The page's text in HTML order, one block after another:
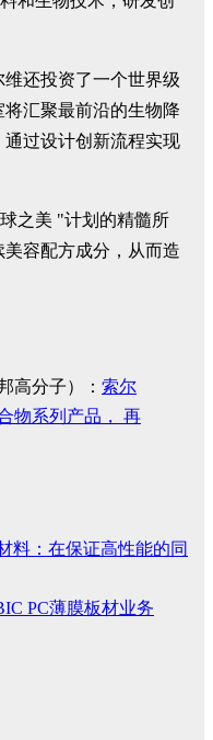
还投资了一个世界级
汇聚最前沿的生物降
过设计创新流程实现
之美 "计划的精髓所
容配方成分，从而造
高分子）： 索尔
物系列产品， 再
料：在保证高性能的同
PC薄膜板材业务